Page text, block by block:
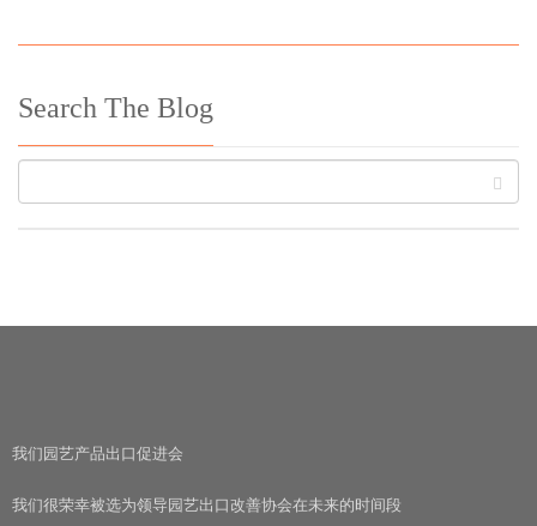
Search The Blog
我们园艺产品出口促进会
我们很荣幸被选为领导园艺出口改善协会在未来的时间段